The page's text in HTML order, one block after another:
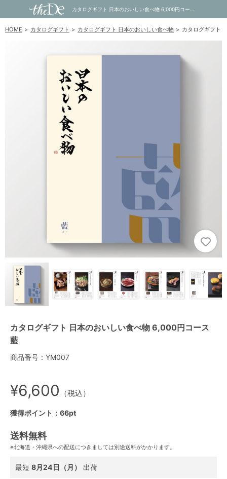
HOME カタログギフト カタログギフト 日本のおいしい食べ物 カタログギフト
カタログギフト 日本のおいしい食べ物 6,000円コース
藍
商品番号：YM007
¥6,600 （税込）
獲得ポイント：66pt
送料無料
※北海道・沖縄県への配送につきましては別途送料がかかります。
最短 8月24日（月） 出荷